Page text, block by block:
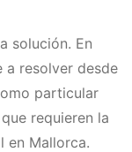
solución. En
a resolver desde
particular
requieren la
en Mallorca​.